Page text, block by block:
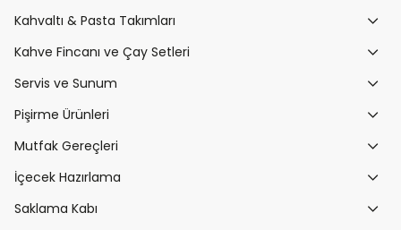
Kahvaltı & Pasta Takımları
Kahve Fincanı ve Çay Setleri
Servis ve Sunum
Pişirme Ürünleri
Mutfak Gereçleri
İçecek Hazırlama
Saklama Kabı